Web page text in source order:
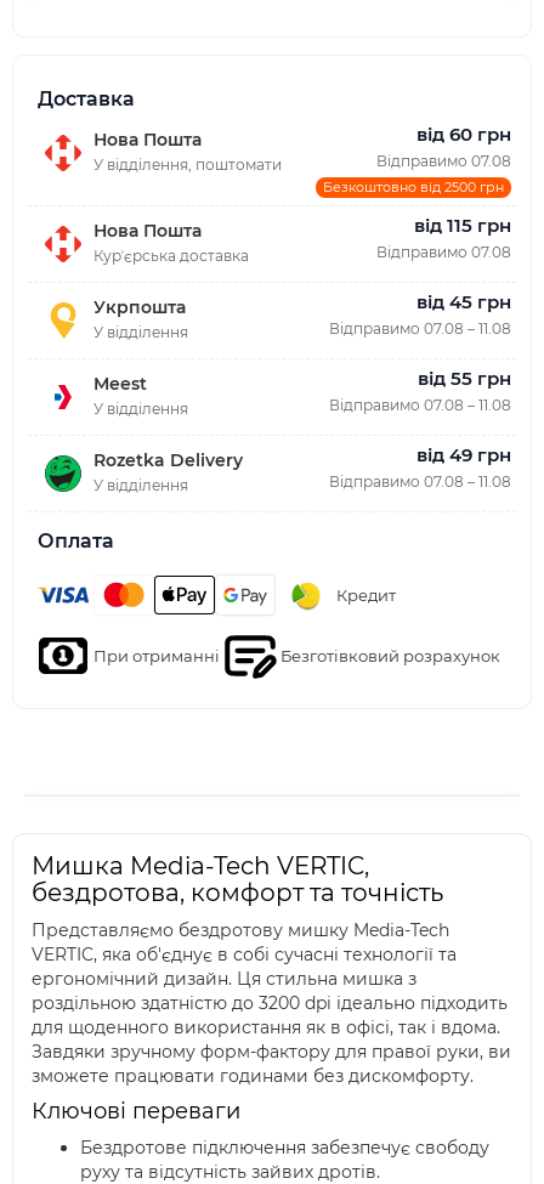
Доставка
Нова Пошта
У відділення, поштомати
від 60 грн
Відправимо 07.08
Безкоштовно від 2500 грн
Нова Пошта
Курʼєрська доставка
від 115 грн
Відправимо 07.08
Укрпошта
У відділення
від 45 грн
Відправимо 07.08 – 11.08
Meest
У відділення
від 55 грн
Відправимо 07.08 – 11.08
Rozetka Delivery
У відділення
від 49 грн
Відправимо 07.08 – 11.08
Оплата
Кредит
При отриманні Безготівковий розрахунок
Мишка Media-Tech VERTIC,
бездротова, комфорт та точність
Представляємо бездротову мишку Media-Tech
VERTIC, яка об'єднує в собі сучасні технології та
ергономічний дизайн. Ця стильна мишка з
роздільною здатністю до 3200 dpi ідеально підходить
для щоденного використання як в офісі, так і вдома.
Завдяки зручному форм-фактору для правої руки, ви
зможете працювати годинами без дискомфорту.
Ключові переваги
Бездротове підключення забезпечує свободу
руху та відсутність зайвих дротів.